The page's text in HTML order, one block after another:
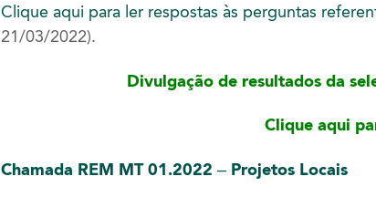
Clique aqui para ler respostas às perguntas
21/03/2022).
Divulgação de resultados da
Clique aqui
Chamada REM MT 01.2022 – Projetos Locais